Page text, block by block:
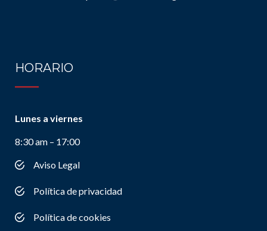
HORARIO
Lunes a viernes
8:30 am – 17:00
Aviso Legal
Política de privacidad
Política de cookies